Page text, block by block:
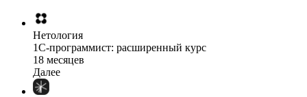
Нетология
1C-программист: расширенный курс
18 месяцев
Далее